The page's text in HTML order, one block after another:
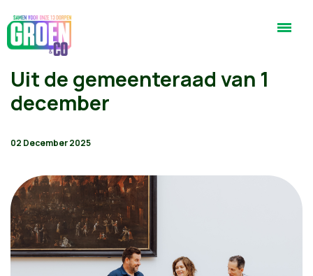
Uit de gemeenteraad van 1
december
02 December 2025